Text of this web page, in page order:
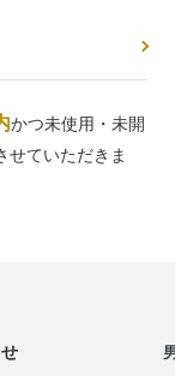
かつ未使用・未開
せていただきま